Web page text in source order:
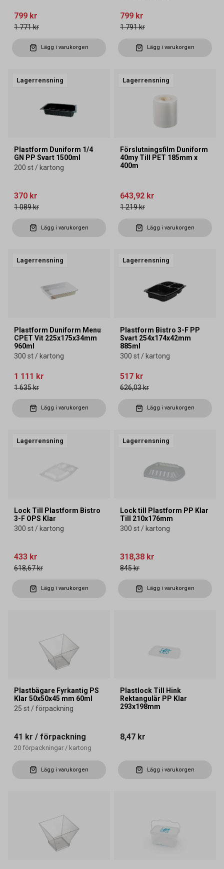
799 kr
1 771 kr
Lägg i varukorgen
799 kr
1 791 kr
Lägg i varukorgen
Lagerrensning
Plastform Duniform 1/4
GN PP Svart 1500ml
200 st / kartong
370 kr
1 089 kr
Lägg i varukorgen
Lagerrensning
Förslutningsfilm Duniform
40my Till PET 185mm x
400m
643,92 kr
1 219 kr
Lägg i varukorgen
Lagerrensning
Plastform Duniform Menu
CPET Vit 225x175x34mm
960ml
300 st / kartong
1 111 kr
1 635 kr
Lägg i varukorgen
Lagerrensning
Plastform Bistro 3-F PP
Svart 254x174x42mm
885ml
300 st / kartong
517 kr
626,03 kr
Lägg i varukorgen
Lagerrensning
Lock Till Plastform Bistro
3-F OPS Klar
300 st / kartong
433 kr
618,67 kr
Lägg i varukorgen
Lagerrensning
Lock till Plastform PP Klar
Till 210x176mm
300 st / kartong
318,38 kr
845 kr
Lägg i varukorgen
Plastbägare Fyrkantig PS
Klar 50x50x45 mm 60ml
25 st / förpackning
41 kr / förpackning
20 förpackningar / kartong
Lägg i varukorgen
Plastlock Till Hink
Rektangulär PP Klar
293x198mm
8,47 kr
Lägg i varukorgen